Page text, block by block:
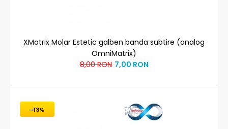
XMatrix Molar Estetic galben banda subtire (analog
OmniMatrix)
8,00 RON 7,00 RON
-13%